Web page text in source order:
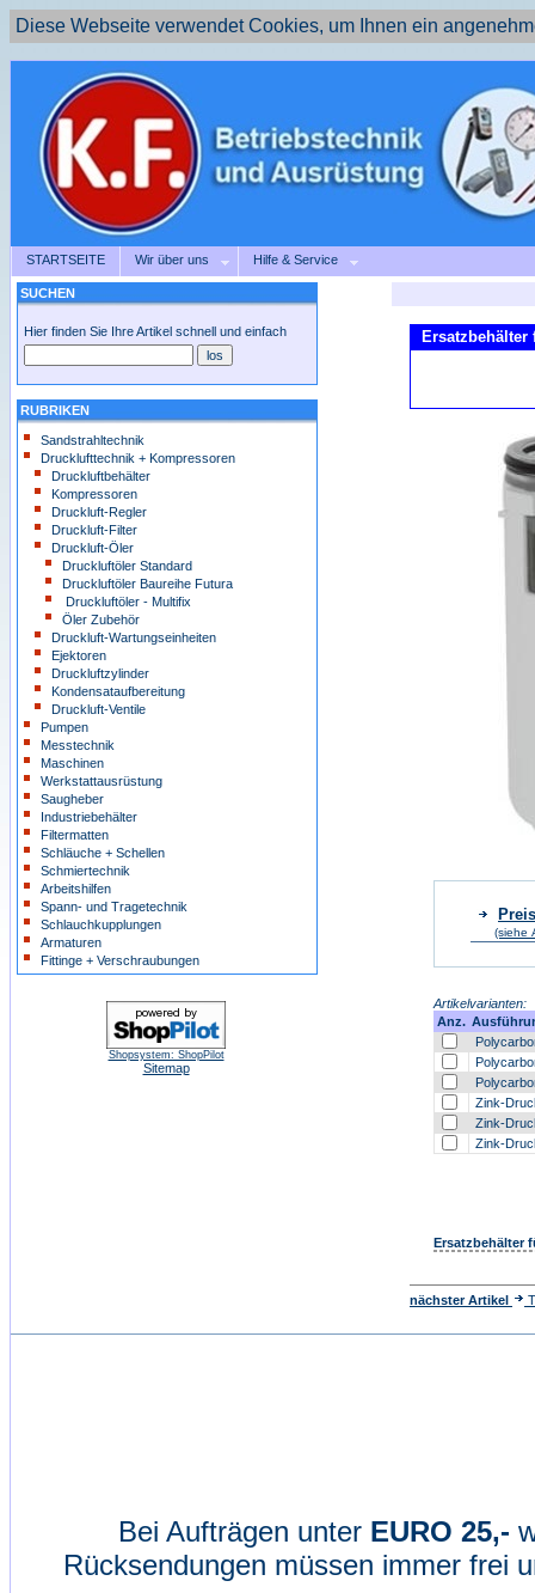
Diese Webseite verwendet Cookies, um Ihnen ein
STARTSEITE Wir über uns Hilfe & Service
SUCHEN
Hier finden Sie Ihre Artikel schnell und einfach
RUBRIKEN
Sandstrahltechnik
Drucklufttechnik + Kompressoren
Druckluftbehälter
Kompressoren
Druckluft-Regler
Druckluft-Filter
Druckluft-Öler
Druckluftöler Standard
Druckluftöler Baureihe Futura
Druckluftöler - Multifix
Öler Zubehör
Druckluft-Wartungseinheiten
Ejektoren
Druckluftzylinder
Kondensataufbereitung
Druckluft-Ventile
Pumpen
Messtechnik
Maschinen
Werkstattausrüstung
Saugheber
Industriebehälter
Filtermatten
Schläuche + Schellen
Schmiertechnik
Arbeitshilfen
Spann- und Tragetechnik
Schlauchkupplungen
Armaturen
Fittinge + Verschraubungen
Shopsystem: ShopPilot
Sitemap
Ersatzbehälter
(siehe
Artikelvarianten:
Anz.
Zink-
Zink-
Zink-
Ersatzbehälter
nächster Artikel
Bei Aufträgen unter EURO 25,-
Rücksendungen müssen immer frei